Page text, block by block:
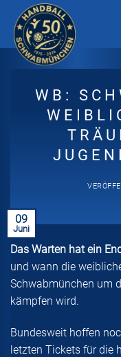
Inhalt
springen
WB:
09
Juni
Das Warten hat ein
und wann die
Schwabmünchen um
kämpfen wird.
Bundesweit hoffen
letzten Tickets für die